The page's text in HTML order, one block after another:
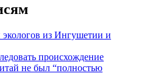
из Ингушетии и
происхождение
не был “полностью